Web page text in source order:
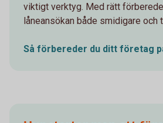
viktigt verktyg. Med rätt
låneansökan både smidigare och
Så förbereder du ditt företag